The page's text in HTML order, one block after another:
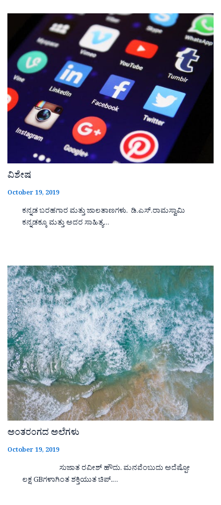
ವಿಶೇಷ
October 19, 2019
ಕನ್ನಡ ಬರಹಗಾರ ಮತ್ತು ಜಾಲತಾಣಗಳು. ಡಿ.ಎಸ್.ರಾಮಸ್ವಾಮಿ
ಕನ್ನಡಕ್ಕೂ ಮತ್ತು ಅದರ ಸಾಹಿತ್ಯ…
ಅಂತರಂಗದ ಅಲೆಗಳು
October 19, 2019
ಸುಜಾತ ರವೀಶ್ ಹೌದು. ಮನವೆಂಬುದು ಅದೆಷ್ಪೋ
ಲಕ್ಷ GBಗಳಾಗಿಂತ ಶಕ್ತಿಯುತ ಚಿಪ್.…